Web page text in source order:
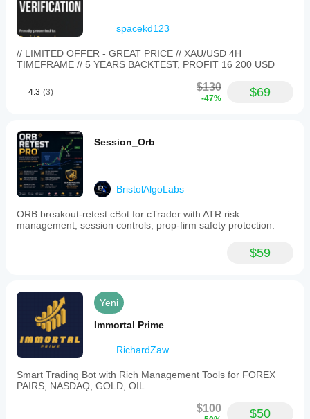
spacekd123
// LIMITED OFFER - GREAT PRICE // XAU/USD 4H
TIMEFRAME // 5 YEARS BACKTEST, PROFIT 16 200 USD
4.3 (3) $130
-47% $69
Session_Orb
BristolAlgoLabs
ORB breakout-retest cBot for cTrader with ATR risk
management, session controls, prop-firm safety protection.
$59
Yeni
Immortal Prime
RichardZaw
Smart Trading Bot with Rich Management Tools for FOREX
PAIRS, NASDAQ, GOLD, OIL
$100 $50